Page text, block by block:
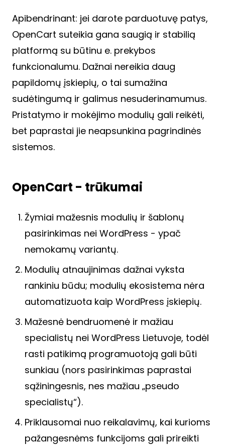
Apibendrinant: jei darote parduotuvę patys,
OpenCart suteikia gana saugią ir stabilią
platformą su būtinu e. prekybos
funkcionalumu. Dažnai nereikia daug
papildomų įskiepių, o tai sumažina
sudėtingumą ir galimus nesuderinamumus.
Pristatymo ir mokėjimo modulių gali reikėti,
bet paprastai jie neapsunkina pagrindinės
sistemos.
OpenCart - trūkumai
Žymiai mažesnis modulių ir šablonų
pasirinkimas nei WordPress - ypač
nemokamų variantų.
Modulių atnaujinimas dažnai vyksta
rankiniu būdu; modulių ekosistema nėra
automatizuota kaip WordPress įskiepių.
Mažesnė bendruomenė ir mažiau
specialistų nei WordPress Lietuvoje, todėl
rasti patikimą programuotoją gali būti
sunkiau (nors pasirinkimas paprastai
sąžiningesnis, nes mažiau „pseudo
specialistų“).
Priklausomai nuo reikalavimų, kai kurioms
pažangesnėms funkcijoms gali prireikti